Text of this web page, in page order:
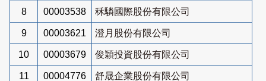
8 00003538 秝驎國際股份有限公司
9 00003621 澄月股份有限公司
10 00003679 俊穎投資股份有限公司
11 00004776 舒晟企業股份有限公司